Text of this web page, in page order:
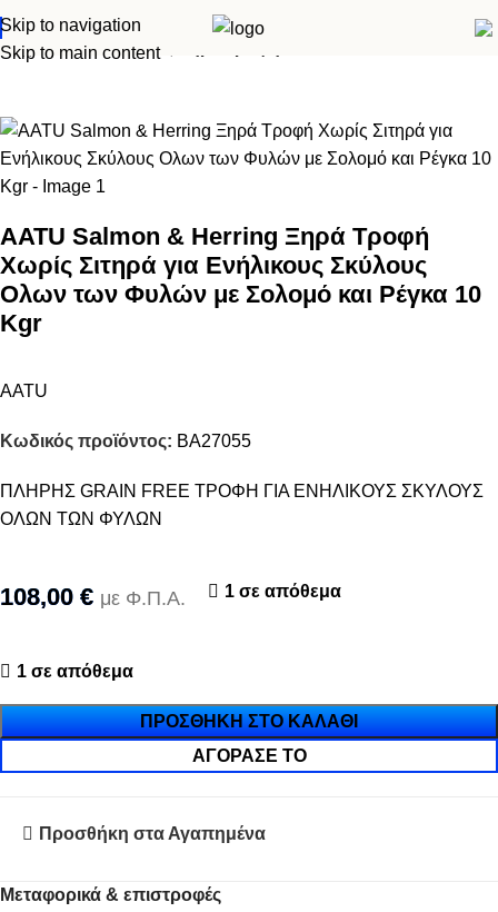
Skip to navigation
Skip to main content
Αρχική σελίδα Σκύλος
AATU Salmon & Herring Ξηρά Τροφή
Χωρίς Σιτηρά για Ενήλικους Σκύλους
Ολων των Φυλών με Σολομό και Ρέγκα 10
Kgr
AATU
Κωδικός προϊόντος: BA27055
ΠΛΗΡΗΣ GRAIN FREE ΤΡΟΦΗ ΓΙΑ ΕΝΗΛΙΚΟΥΣ ΣΚΥΛΟΥΣ
ΟΛΩΝ ΤΩΝ ΦΥΛΩΝ
108,00 € με Φ.Π.Α. 1 σε απόθεμα
1 σε απόθεμα
ΠΡΟΣΘΉΚΗ ΣΤΟ ΚΑΛΆΘΙ
ΑΓΌΡΑΣΈ ΤΟ
Προσθήκη στα Αγαπημένα
Μεταφορικά & επιστροφές